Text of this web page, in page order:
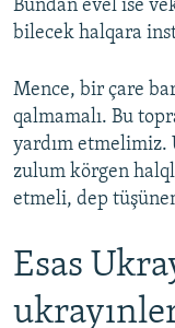
Bundan evel ise
bilecek halqara
Mence, bir çare
qalmamalı. Bu
yardım etmelimiz.
zulum körgen
etmeli, dep
Esas